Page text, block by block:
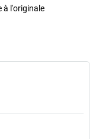
à l'originale